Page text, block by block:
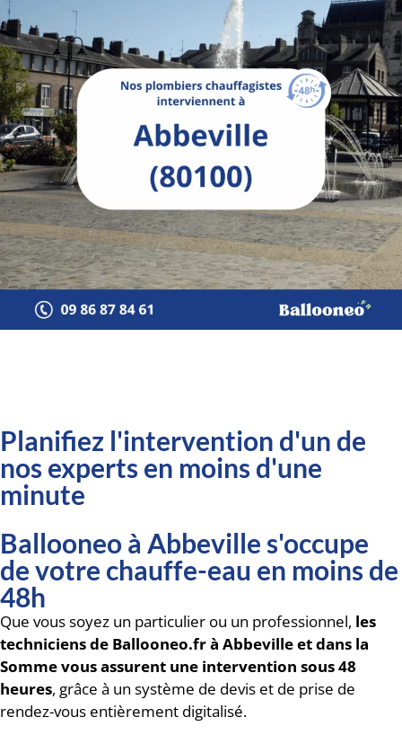
Planifiez l'intervention d'un de
nos experts en moins d'une
minute
Ballooneo à Abbeville s'occupe
de votre chauffe-eau en moins de
48h
Que vous soyez un particulier ou un professionnel, les
techniciens de Ballooneo.fr à Abbeville et dans la
Somme vous assurent une intervention sous 48
heures, grâce à un système de devis et de prise de
rendez-vous entièrement digitalisé.